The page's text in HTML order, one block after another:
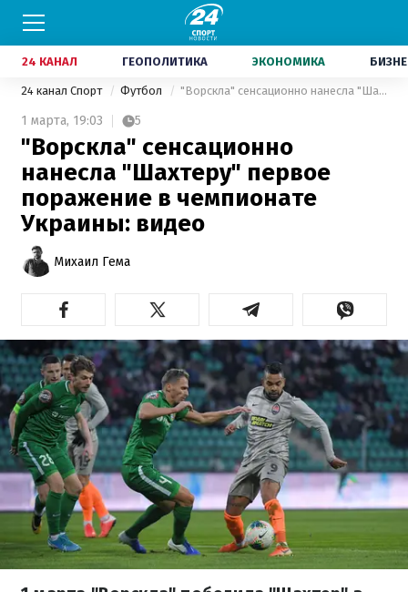
24 КАНАЛ ГЕОПОЛИТИКА ЭКОНОМИКА
24 канал Спорт Футбол "Ворскла" сенсационно нанесла "Шахтеру" первое поражение в чемпионате Украины: видео
1 марта, 19:03 5
"Ворскла" сенсационно
нанесла "Шахтеру" первое
поражение в чемпионате
Украины: видео
Михаил Гема